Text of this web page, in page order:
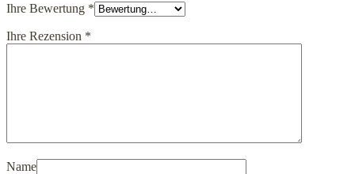
Ihre Bewertung *
Ihre Rezension *
Name